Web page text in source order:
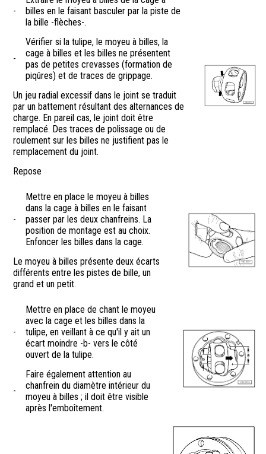
-
billes en le faisant basculer par la piste de
la bille -flèches-.
-
Vérifier si la tulipe, le moyeu à billes, la
cage à billes et les billes ne présentent
pas de petites crevasses (formation de
piqûres) et de traces de grippage.
Un jeu radial excessif dans le joint se traduit
par un battement résultant des alternances de
charge. En pareil cas, le joint doit être
remplacé. Des traces de polissage ou de
roulement sur les billes ne justifient pas le
remplacement du joint.
Repose
-
Mettre en place le moyeu à billes
dans la cage à billes en le faisant
passer par les deux chanfreins. La
position de montage est au choix.
Enfoncer les billes dans la cage.
Le moyeu à billes présente deux écarts
différents entre les pistes de bille, un
grand et un petit.
-
Mettre en place de chant le moyeu
avec la cage et les billes dans la
tulipe, en veillant à ce qu'il y ait un
écart moindre -b- vers le côté
ouvert de la tulipe.
-
Faire également attention au
chanfrein du diamètre intérieur du
moyeu à billes ; il doit être visible
après l'emboîtement.